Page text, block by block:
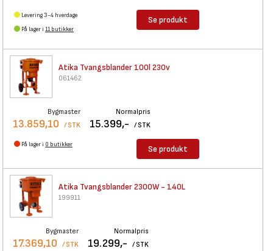
Levering 3-4 hverdage
På lager i 11 butikker
Se produkt
Atika Tvangsblander 100l 230v
061462
Bygmaster
13.859,10 / STK
Normalpris
15.399,- / STK
På lager i 0 butikker Se produkt
Atika Tvangsblander 2300W - 140L
199911
Bygmaster
17.369,10 / STK
Normalpris
19.299,- / STK